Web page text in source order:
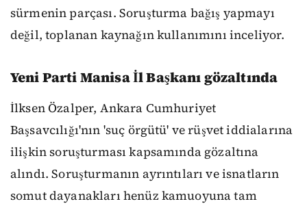
sürmenin parçası. Soruşturma bağış yapmayı
değil, toplanan kaynağın kullanımını inceliyor.
Yeni Parti Manisa İl Başkanı gözaltında
İlksen Özalper, Ankara Cumhuriyet
Başsavcılığı'nın 'suç örgütü' ve rüşvet iddialarına
ilişkin soruşturması kapsamında gözaltına
alındı. Soruşturmanın ayrıntıları ve isnatların
somut dayanakları henüz kamuoyuna tam